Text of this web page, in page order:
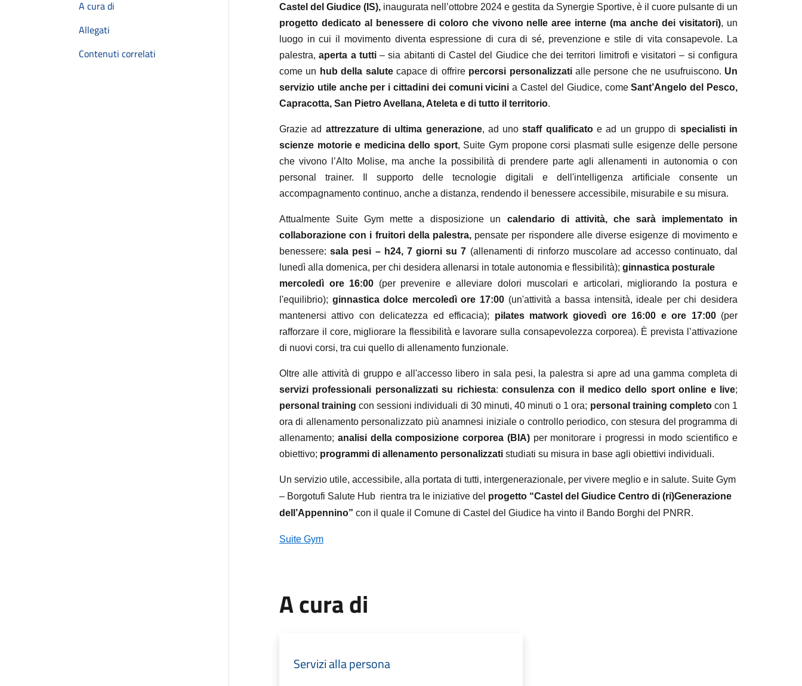
A cura di
Allegati
Contenuti correlati
Castel del Giudice (IS), inaugurata nell’ottobre 2024 e gestita da Synergie Sportive, è il cuore pulsante di un
progetto dedicato al benessere di coloro che vivono nelle aree interne (ma anche dei visitatori), un
luogo in cui il movimento diventa espressione di cura di sé, prevenzione e stile di vita consapevole. La
palestra,aperta a tutti– sia abitanti di Castel del Giudice che dei territori limitrofi e visitatori – si configura
come un hub della salute capace di offrire percorsi personalizzatialle persone che ne usufruiscono. Un
servizio utile anche per i cittadini dei comuni vicinia Castel del Giudice, comeSant’Angelo del Pesco,
Capracotta, San Pietro Avellana, Ateleta e di tutto il territorio.
Grazie ad attrezzature di ultima generazione, ad unostaff qualificatoe ad un gruppo di specialisti in
scienze motorie e medicina dello sport, Suite Gym propone corsi plasmati sulle esigenze delle persone
che vivono l’Alto Molise, ma anche la possibilità di prendere parte agli allenamenti in autonomia o con
personal trainer. Il supporto delle tecnologie digitali e dell'intelligenza artificiale consente un
accompagnamento continuo, anche a distanza, rendendo il benessere accessibile, misurabile e su misura.
Attualmente Suite Gym mette a disposizione un calendario di attività, che sarà implementato in
collaborazione con i fruitori della palestra, pensate per rispondere alle diverse esigenze di movimento e
benessere:sala pesi – h24, 7 giorni su 7 (allenamenti di rinforzo muscolare ad accesso continuato, dal
lunedì alla domenica, per chi desidera allenarsi in totale autonomia e flessibilità); ginnastica posturale
mercoledì ore 16:00 (per prevenire e alleviare dolori muscolari e articolari, migliorando la postura e
l'equilibrio); ginnastica dolce mercoledì ore 17:00 (un'attività a bassa intensità, ideale per chi desidera
mantenersi attivo con delicatezza ed efficacia); pilates matwork giovedì ore 16:00 e ore 17:00 (per
rafforzare il core, migliorare la flessibilità e lavorare sulla consapevolezza corporea). È prevista l’attivazione
di nuovi corsi, tra cui quello di allenamento funzionale.
Oltre alle attività di gruppo e all'accesso libero in sala pesi, la palestra si apre ad una gamma completa di
servizi professionali personalizzati su richiesta: consulenza con il medico dello sport online e live;
personal training con sessioni individuali di 30 minuti, 40 minuti o 1 ora; personal training completocon 1
ora di allenamento personalizzato più anamnesi iniziale o controllo periodico, con stesura del programma di
allenamento; analisi della composizione corporea (BIA)per monitorare i progressi in modo scientifico e
obiettivo; programmi di allenamento personalizzatistudiati su misura in base agli obiettivi individuali.
Un servizio utile, accessibile, alla portata di tutti, intergenerazionale, per vivere meglio e in salute. Suite Gym
– Borgotufi Salute Hub rientra tra le iniziative del progetto “Castel del Giudice Centro di (ri)Generazione
dell’Appennino” con il quale il Comune di Castel del Giudice ha vinto il Bando Borghi del PNRR.
Suite Gym
A cura di
Servizi alla persona